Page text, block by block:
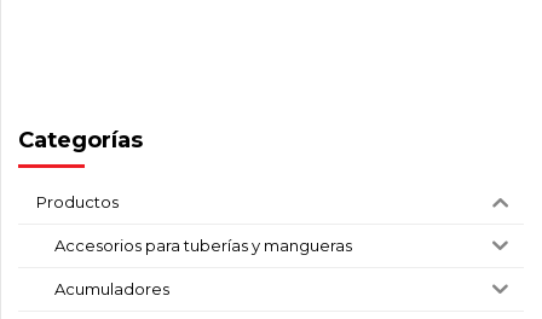
Categorías
Productos
Accesorios para tuberías y mangueras
Acumuladores